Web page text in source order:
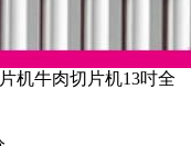
机牛肉切片机13吋全